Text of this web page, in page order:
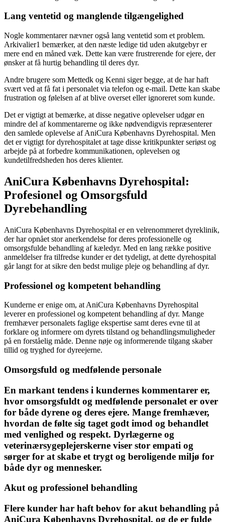
Lang ventetid og manglende tilgængelighed
Nogle kommentarer nævner også lang ventetid som et problem.
Arkivalier1 bemærker, at den næste ledige tid uden akutgebyr er
mere end en måned væk. Dette kan være frustrerende for ejere, der
ønsker at få hurtig behandling til deres dyr.
Andre brugere som Mettedk og Kenni siger begge, at de har haft
svært ved at få fat i personalet via telefon og e-mail. Dette kan skabe
frustration og følelsen af at blive overset eller ignoreret som kunde.
Det er vigtigt at bemærke, at disse negative oplevelser udgør en
mindre del af kommentarerne og ikke nødvendigvis repræsenterer
den samlede oplevelse af AniCura Københavns Dyrehospital. Men
det er vigtigt for dyrehospitalet at tage disse kritikpunkter seriøst og
arbejde på at forbedre kommunikationen, oplevelsen og
kundetilfredsheden hos deres klienter.
AniCura Københavns Dyrehospital:
Profesionel og Omsorgsfuld
Dyrebehandling
AniCura Københavns Dyrehospital er en velrenommeret dyreklinik,
der har opnået stor anerkendelse for deres professionelle og
omsorgsfulde behandling af kæledyr. Med en lang række positive
anmeldelser fra tilfredse kunder er det tydeligt, at dette dyrehospital
går langt for at sikre den bedst mulige pleje og behandling af dyr.
Professionel og kompetent behandling
Kunderne er enige om, at AniCura Københavns Dyrehospital
leverer en professionel og kompetent behandling af dyr. Mange
fremhæver personalets faglige ekspertise samt deres evne til at
forklare og informere om dyrets tilstand og behandlingsmuligheder
på en forståelig måde. Denne nøje og informerende tilgang skaber
tillid og tryghed for dyreejerne.
Omsorgsfuld og medfølende personale
En markant tendens i kundernes kommentarer er,
hvor omsorgsfuldt og medfølende personalet er over
for både dyrene og deres ejere. Mange fremhæver,
hvordan de følte sig taget godt imod og behandlet
med venlighed og respekt. Dyrlægerne og
veterinærsygeplejerskerne viser stor empati og
sørger for at skabe et trygt og beroligende miljø for
både dyr og mennesker.
Akut og professionel behandling
Flere kunder har haft behov for akut behandling på
AniCura Københavns Dyrehospital, og de er fulde